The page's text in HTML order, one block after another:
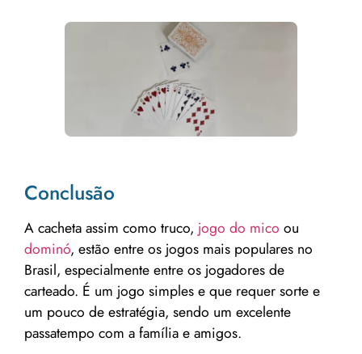
Conclusão
A cacheta assim como truco, jogo do mico ou
dominó, estão entre os jogos mais populares no
Brasil, especialmente entre os jogadores de
carteado. É um jogo simples e que requer sorte e
um pouco de estratégia, sendo um excelente
passatempo com a família e amigos.